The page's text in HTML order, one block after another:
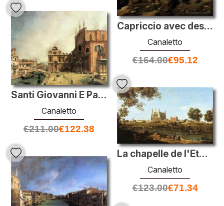
Capriccio avec des ruines et bâtiments classiques
Canaletto
€164.00€95.12
Santi Giovanni E Paolo et la Scuola de San Marco
Canaletto
€211.00€122.38
La chapelle de l'Eton College
Canaletto
€123.00€71.34